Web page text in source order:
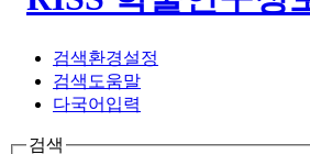
검색환경설정
검색도움말
다국어입력
검색